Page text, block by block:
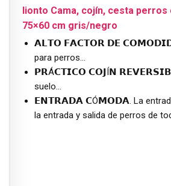
lionto Cama, cojín, cesta perros
75×60 cm gris/negro
𝗔𝗟𝗧𝗢 𝗙𝗔𝗖𝗧𝗢𝗥 𝗗𝗘
para perros…
𝗣𝗥Á𝗖𝗧𝗜𝗖𝗢 𝗖𝗢𝗝Í𝗡
suelo…
𝗘𝗡𝗧𝗥𝗔𝗗𝗔 𝗖Ó𝗠𝗢𝗗𝗔. La
la entrada y salida de perros de